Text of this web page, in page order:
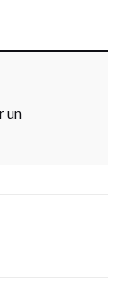
un